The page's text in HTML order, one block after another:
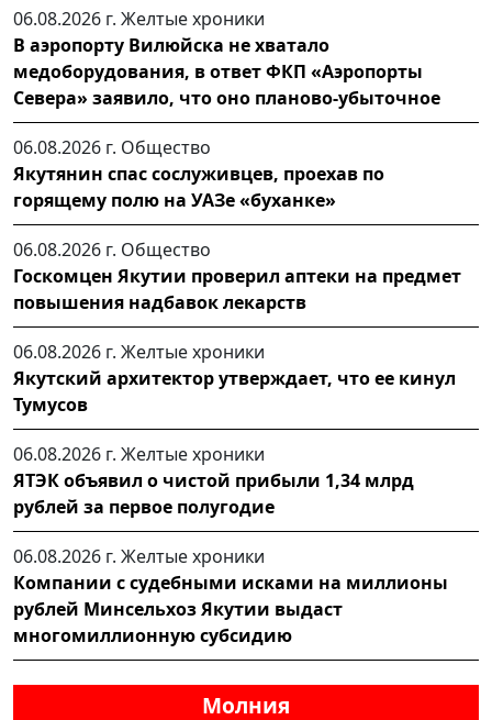
06.08.2026 г. Желтые хроники
В аэропорту Вилюйска не хватало
медоборудования, в ответ ФКП «Аэропорты
Севера» заявило, что оно планово-убыточное
06.08.2026 г. Общество
Якутянин спас сослуживцев, проехав по
горящему полю на УАЗе «буханке»
06.08.2026 г. Общество
Госкомцен Якутии проверил аптеки на предмет
повышения надбавок лекарств
06.08.2026 г. Желтые хроники
Якутский архитектор утверждает, что ее кинул
Тумусов
06.08.2026 г. Желтые хроники
ЯТЭК объявил о чистой прибыли 1,34 млрд
рублей за первое полугодие
06.08.2026 г. Желтые хроники
Компании с судебными исками на миллионы
рублей Минсельхоз Якутии выдаст
многомиллионную субсидию
Молния